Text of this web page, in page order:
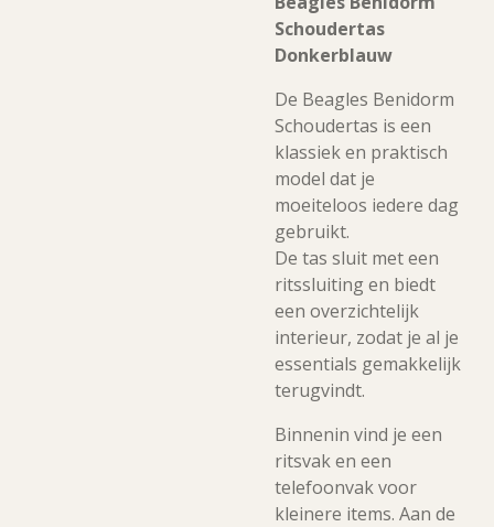
Schoudertas
Donkerblauw
De Beagles Benidorm
Schoudertas is een
klassiek en praktisch
model dat je
moeiteloos iedere dag
gebruikt.
De tas sluit met een
ritssluiting en biedt
een overzichtelijk
interieur, zodat je al je
essentials gemakkelijk
terugvindt.
Binnenin vind je een
ritsvak en een
telefoonvak voor
kleinere items. Aan de